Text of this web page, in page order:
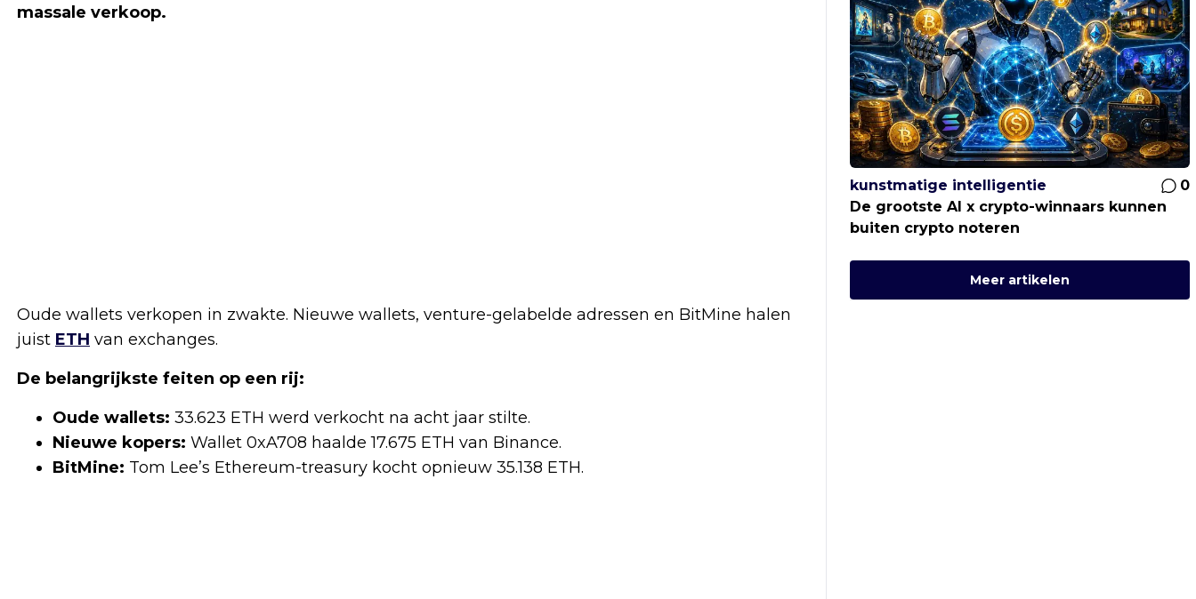
massale verkoop.
Oude wallets verkopen in zwakte. Nieuwe wallets, venture-gelabelde adressen en BitMine halen
juist ETH van exchanges.
De belangrijkste feiten op een rij:
Oude wallets: 33.623 ETH werd verkocht na acht jaar stilte.
Nieuwe kopers: Wallet 0xA708 haalde 17.675 ETH van Binance.
BitMine: Tom Lee’s Ethereum-treasury kocht opnieuw 35.138 ETH.
kunstmatige intelligentie
0
De grootste AI x crypto-winnaars kunnen
buiten crypto noteren
Meer artikelen